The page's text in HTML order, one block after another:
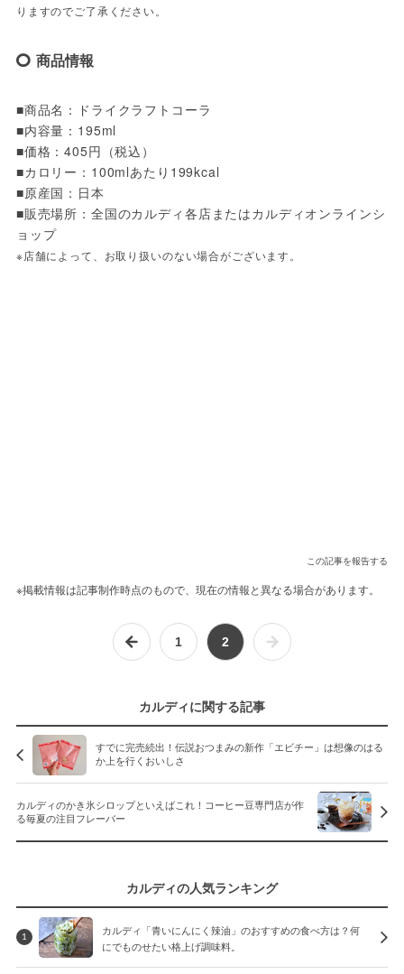
りますのでご了承ください。
商品情報
■商品名：ドライクラフトコーラ
■内容量：195ml
■価格：405円（税込）
■カロリー：100mlあたり199kcal
■原産国：日本
■販売場所：全国のカルディ各店またはカルディオンラインシ
ョップ
※店舗によって、お取り扱いのない場合がございます。
この記事を報告する
※掲載情報は記事制作時点のもので、現在の情報と異なる場合があります。
1 2
カルディに関する記事
すでに完売続出！伝説おつまみの新作「エビチー」は想像のはる
か上を行くおいしさ
カルディのかき氷シロップといえばこれ！コーヒー豆専門店が作
る毎夏の注目フレーバー
カルディの人気ランキング
1
カルディ「青いにんにく辣油」のおすすめの食べ方は？何
にでものせたい格上げ調味料。